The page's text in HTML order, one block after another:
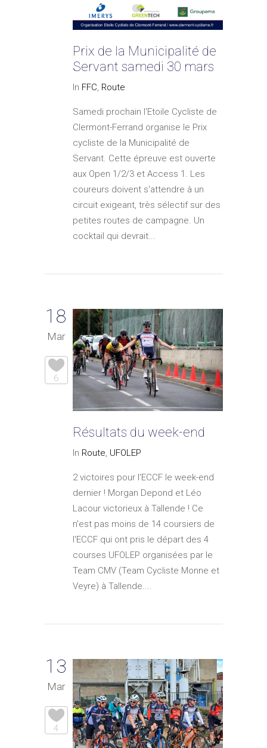
Prix de la Municipalité de
Servant samedi 30 mars
In FFC, Route
Samedi prochain l'Etoile Cycliste de
Clermont-Ferrand organise le Prix
cycliste de la Municipalité de
Servant. Cette épreuve est ouverte
aux Open 1/2/3 et Access 1. Les
coureurs doivent s'attendre à un
circuit exigeant, très sélectif sur des
petites routes de campagne. Un
cocktail qui devrait...
18
Mar
6
Résultats du week-end
In Route, UFOLEP
2 victoires pour l'ECCF le week-end
dernier ! Morgan Depond et Léo
Lacour victorieux à Tallende ! Ce
n'est pas moins de 14 coursiers de
l'ECCF qui ont pris le départ des 4
courses UFOLEP organisées par le
Team CMV (Team Cycliste Monne et
Veyre) à Tallende....
13
Mar
4